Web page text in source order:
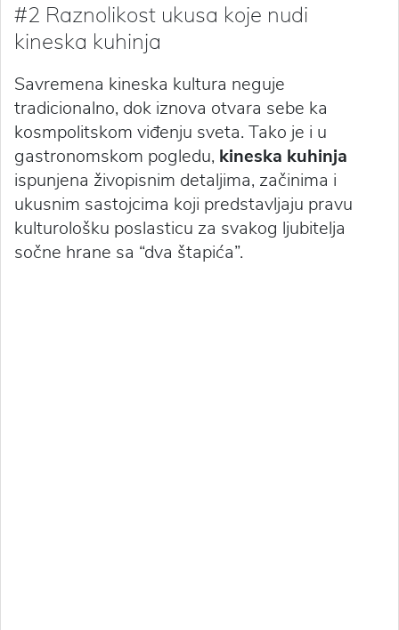
#2 Raznolikost ukusa koje nudi
kineska kuhinja
Savremena kineska kultura neguje
tradicionalno, dok iznova otvara sebe ka
kosmpolitskom viđenju sveta. Tako je i u
gastronomskom pogledu, kineska kuhinja
ispunjena živopisnim detaljima, začinima i
ukusnim sastojcima koji predstavljaju pravu
kulturološku poslasticu za svakog ljubitelja
sočne hrane sa “dva štapića”.